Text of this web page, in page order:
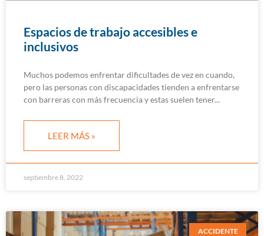
Espacios de trabajo accesibles e
inclusivos
Muchos podemos enfrentar dificultades de vez en cuando,
pero las personas con discapacidades tienden a enfrentarse
con barreras con más frecuencia y estas suelen tener
LEER MÁS »
septiembre 8, 2022
ACCIDENTE